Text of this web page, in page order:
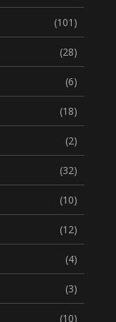
(101)
(28)
(6)
(18)
(2)
(32)
(10)
(12)
(4)
(3)
(10)